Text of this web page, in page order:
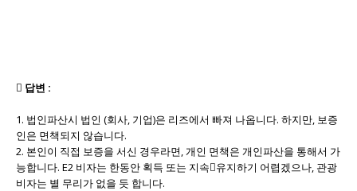
 답변 :
1. 법인파산시 법인 (회사, 기업)은 리즈에서 빠져 나옵니다. 하지만, 보증
인은 면책되지 않습니다.
2. 본인이 직접 보증을 서신 경우라면, 개인 면책은 개인파산을 통해서 가
능합니다. E2 비자는 한동안 획득 또는 지속유지하기 어렵겠으나, 관광
비자는 별 무리가 없을 듯 합니다.